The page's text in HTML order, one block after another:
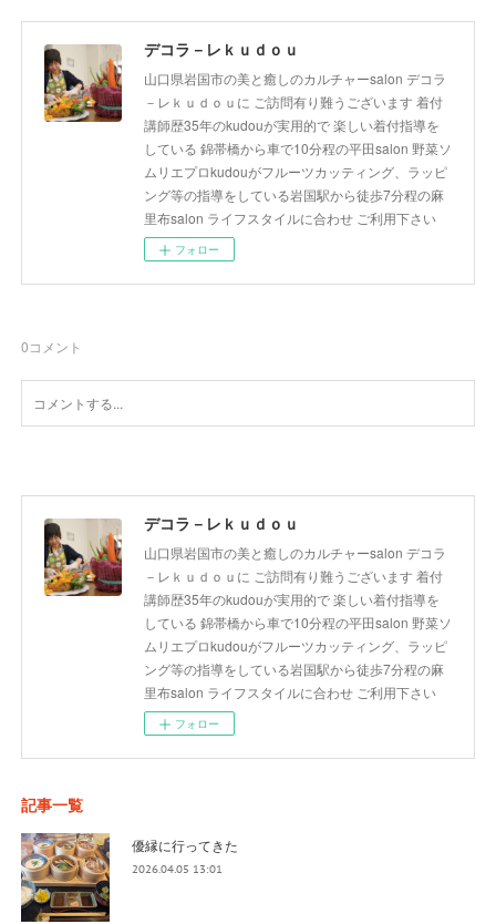
デコラ－レｋｕｄｏｕ
山口県岩国市の美と癒しのカルチャーsalon デコラ
－レｋｕｄｏｕに ご訪問有り難うございます 着付
講師歴35年のkudouが実用的で 楽しい着付指導を
している 錦帯橋から車で10分程の平田salon 野菜ソ
ムリエプロkudouがフルーツカッティング、ラッピ
ング等の指導をしている岩国駅から徒歩7分程の麻
里布salon ライフスタイルに合わせ ご利用下さい
フォロー
0コメント
デコラ－レｋｕｄｏｕ
山口県岩国市の美と癒しのカルチャーsalon デコラ
－レｋｕｄｏｕに ご訪問有り難うございます 着付
講師歴35年のkudouが実用的で 楽しい着付指導を
している 錦帯橋から車で10分程の平田salon 野菜ソ
ムリエプロkudouがフルーツカッティング、ラッピ
ング等の指導をしている岩国駅から徒歩7分程の麻
里布salon ライフスタイルに合わせ ご利用下さい
フォロー
記事一覧
優縁に行ってきた
2026.04.05 13:01